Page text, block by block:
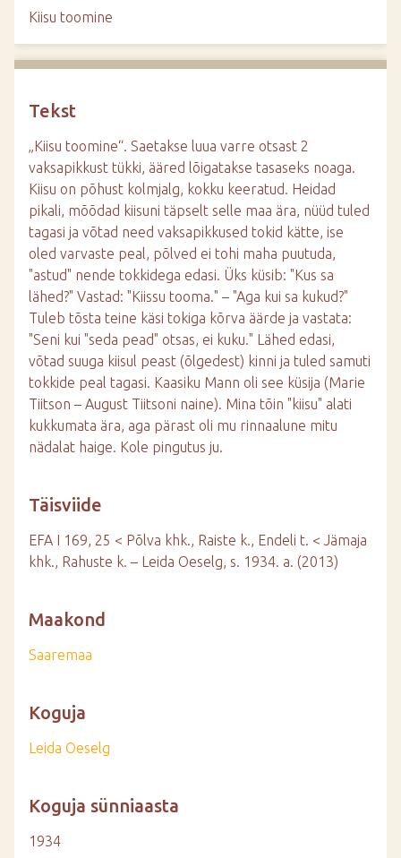
Kiisu toomine
Tekst
„Kiisu toomine“. Saetakse luua varre otsast 2
vaksapikkust tükki, ääred lõigatakse tasaseks noaga.
Kiisu on põhust kolmjalg, kokku keeratud. Heidad
pikali, mõõdad kiisuni täpselt selle maa ära, nüüd tuled
tagasi ja võtad need vaksapikkused tokid kätte, ise
oled varvaste peal, põlved ei tohi maha puutuda,
"astud" nende tokkidega edasi. Üks küsib: "Kus sa
lähed?" Vastad: "Kiissu tooma." – "Aga kui sa kukud?"
Tuleb tõsta teine käsi tokiga kõrva äärde ja vastata:
"Seni kui "seda pead" otsas, ei kuku." Lähed edasi,
võtad suuga kiisul peast (õlgedest) kinni ja tuled samuti
tokkide peal tagasi. Kaasiku Mann oli see küsija (Marie
Tiitson – August Tiitsoni naine). Mina tõin "kiisu" alati
kukkumata ära, aga pärast oli mu rinnaalune mitu
nädalat haige. Kole pingutus ju.
Täisviide
EFA I 169, 25 < Põlva khk., Raiste k., Endeli t. < Jämaja
khk., Rahuste k. – Leida Oeselg, s. 1934. a. (2013)
Maakond
Saaremaa
Koguja
Leida Oeselg
Koguja sünniaasta
1934